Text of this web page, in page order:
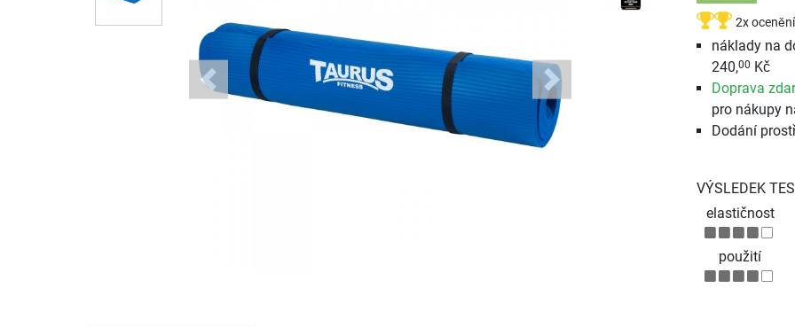
Previous Next
2x ocenění
náklady na
240,00 Kč
Doprava
pro nákupy
Dodání
VÝSLEDEK
elastičnost
použití